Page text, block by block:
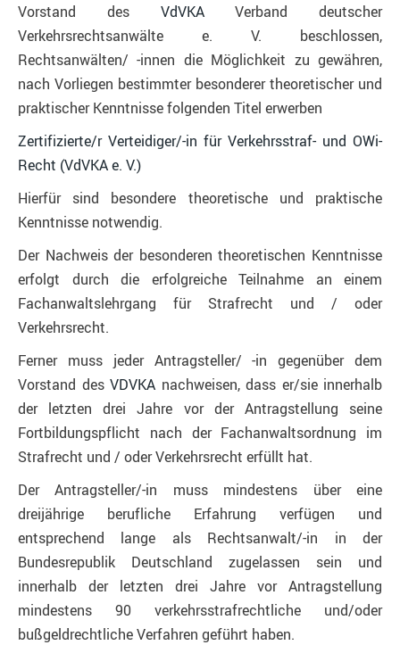
Vorstand des VdVKAVerband deutscher
Verkehrsrechtsanwälte e. V. beschlossen,
Rechtsanwälten/ -innen die Möglichkeit zu gewähren,
nach Vorliegen bestimmter besonderer theoretischer und
praktischer Kenntnisse folgenden Titel erwerben
Zertifizierte/r Verteidiger/-in für Verkehrsstraf- und OWi-
Recht (VdVKA e. V.)
Hierfür sind besondere theoretische und praktische
Kenntnisse notwendig.
Der Nachweis der besonderen theoretischen Kenntnisse
erfolgt durch die erfolgreiche Teilnahme an einem
Fachanwaltslehrgang für Strafrecht und / oder
Verkehrsrecht.
Ferner muss jeder Antragsteller/ -in gegenüber dem
Vorstand des VDVKA nachweisen, dass er/sie innerhalb
der letzten drei Jahre vor der Antragstellung seine
Fortbildungspflicht nach der Fachanwaltsordnung im
Strafrecht und / oder Verkehrsrecht erfüllt hat.
Der Antragsteller/-in muss mindestens über eine
dreijährige berufliche Erfahrung verfügen und
entsprechend lange als Rechtsanwalt/-in in der
Bundesrepublik Deutschland zugelassen sein und
innerhalb der letzten drei Jahre vor Antragstellung
mindestens 90 verkehrsstrafrechtliche und/oder
bußgeldrechtliche Verfahren geführt haben.